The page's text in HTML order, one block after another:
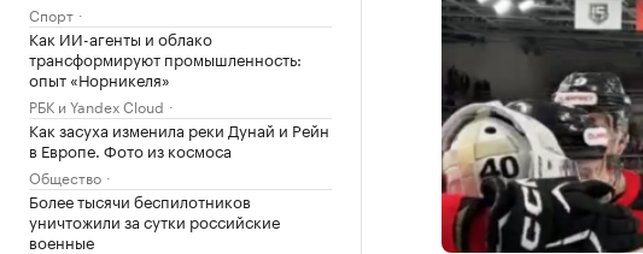
Спорт
Как ИИ-агенты и облако
трансформируют промышленность:
опыт «Норникеля»
РБК и Yandex Cloud
Как засуха изменила реки Дунай и Рейн
в Европе. Фото из космоса
Общество
Более тысячи беспилотников
уничтожили за сутки российские
военные